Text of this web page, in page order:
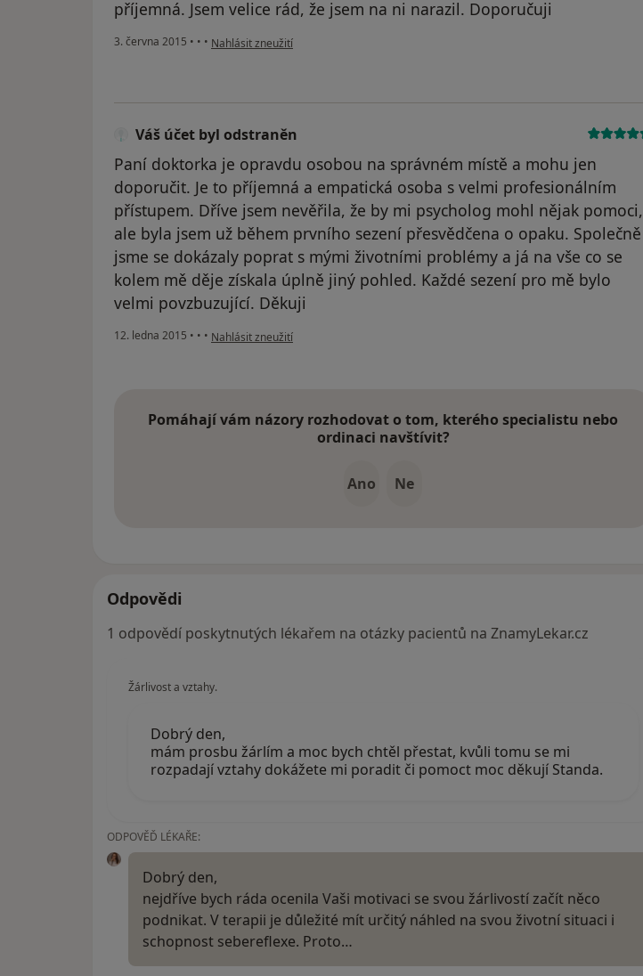
příjemná. Jsem velice rád, že jsem na ni narazil. Doporučuji
3. června 2015 • • • podle názoru uživatele Váš účet byl odstraněn
Nahlásit zneužití
Váš účet byl odstraněn
Paní doktorka je opravdu osobou na správném místě a mohu jen
doporučit. Je to příjemná a empatická osoba s velmi profesionálním
přístupem. Dříve jsem nevěřila, že by mi psycholog mohl nějak pomoci,
ale byla jsem už během prvního sezení přesvědčena o opaku. Společně
jsme se dokázaly poprat s mými životními problémy a já na vše co se
kolem mě děje získala úplně jiný pohled. Každé sezení pro mě bylo
velmi povzbuzující. Děkuji
12. ledna 2015 • • • podle názoru uživatele Váš účet byl odstraněn
Nahlásit zneužití
Pomáhají vám názory rozhodovat o tom, kterého specialistu nebo
ordinaci navštívit?
Ano Ne
Odpovědi
1 odpovědí poskytnutých lékařem na otázky pacientů na ZnamyLekar.cz
Žárlivost a vztahy.
Dobrý den,
mám prosbu žárlím a moc bych chtěl přestat, kvůli tomu se mi
rozpadají vztahy dokážete mi poradit či pomoct moc děkují Standa.
ODPOVĚĎ LÉKAŘE:
Dobrý den,
nejdříve bych ráda ocenila Vaši motivaci se svou žárlivostí začít něco
podnikat. V terapii je důležité mít určitý náhled na svou životní situaci i
schopnost sebereflexe. Proto…